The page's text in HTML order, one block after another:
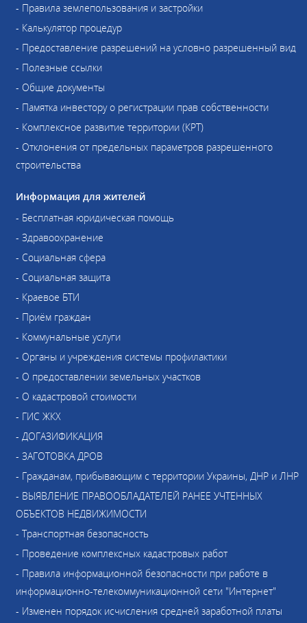
- Правила землепользования и застройки
- Калькулятор процедур
- Предоставление разрешений на условно разрешенный вид
- Полезные ссылки
- Общие документы
- Памятка инвестору о регистрации прав собственности
- Комплексное развитие территории (КРТ)
- Отклонения от предельных параметров разрешенного
строительства
Информация для жителей
- Бесплатная юридическая помощь
- Здравоохранение
- Социальная сфера
- Социальная защита
- Краевое БТИ
- Приём граждан
- Коммунальные услуги
- Органы и учреждения системы профилактики
- О предоставлении земельных участков
- О кадастровой стоимости
- ГИС ЖКХ
- ДОГАЗИФИКАЦИЯ
- ЗАГОТОВКА ДРОВ
- Гражданам, прибывающим с территории Украины, ДНР и ЛНР
- ВЫЯВЛЕНИЕ ПРАВООБЛАДАТЕЛЕЙ РАНЕЕ УЧТЕННЫХ
ОБЪЕКТОВ НЕДВИЖИМОСТИ
- Транспортная безопасность
- Проведение комплексных кадастровых работ
- Правила информационной безопасности при работе в
информационно-телекоммуникационной сети "Интернет"
- Изменен порядок исчисления средней заработной платы